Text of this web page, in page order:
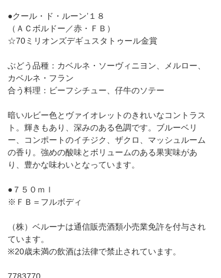
●クール・ド・ルーン’１８
（ＡＣボルドー／赤・ＦＢ）
☆70ミリオンズデギュスタトゥール金賞
ぶどう品種：カベルネ・ソーヴィニヨン、メルロー、
カベルネ・フラン
合う料理：ビーフシチュー、仔牛のソテー
暗いルビー色とヴァイオレットのきれいなコントラス
ト。輝きもあり、深みのある色調です。ブルーベリ
ー、コンポートのイチジク、ザクロ、マッシュルーム
の香り。強めの酸味とボリュームのある果実味があ
り、豊かな味わいとなっています。
●７５０ｍｌ
※ＦＢ＝フルボディ
（株）ベルーナは通信販売酒類小売業免許を付与され
ています。
※20歳未満の飲酒は法律で禁止されています。